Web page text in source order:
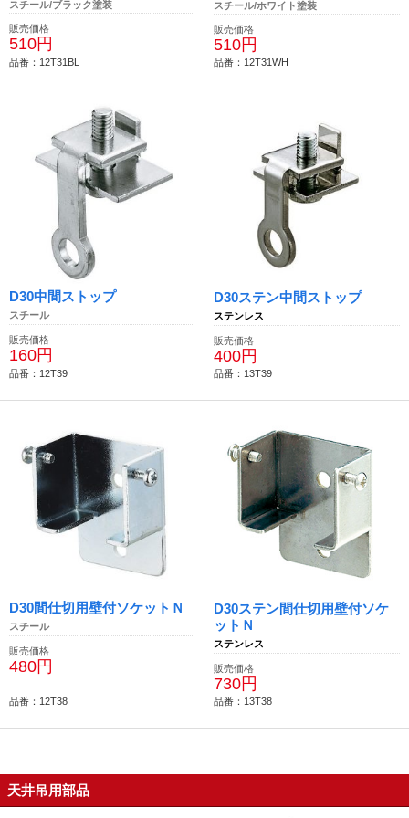
スチール/ブラック塗装
販売価格
510円
品番：12T31BL
スチール/ホワイト塗装
販売価格
510円
品番：12T31WH
D30中間ストップ
スチール
販売価格
160円
品番：12T39
D30ステン中間ストップ
ステンレス
販売価格
400円
品番：13T39
D30間仕切用壁付ソケットＮ
スチール
販売価格
480円
品番：12T38
D30ステン間仕切用壁付ソケ
ットＮ
ステンレス
販売価格
730円
品番：13T38
天井吊用部品